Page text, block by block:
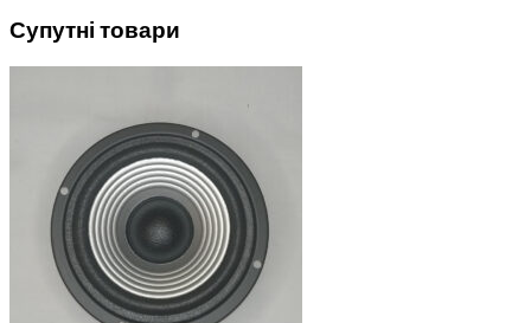
Супутні товари